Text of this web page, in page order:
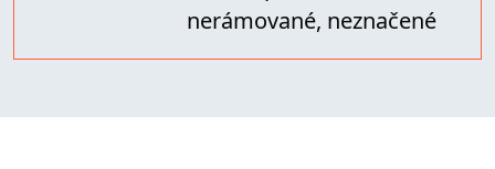
nerámované, neznačené